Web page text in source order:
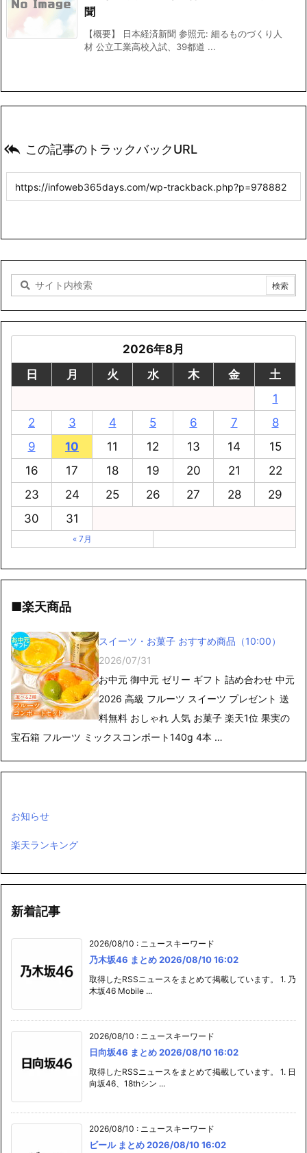
聞
【概要】 日本経済新聞 参照元: 細るものづくり人
材 公立工業高校入試、39都道 ...
 この記事のトラックバックURL
2026年8月
日
月 火 水 木 金
土
1
2
3 4 5 6 7
8
9
10 11 12 13 14
15
16
17 18 19 20 21
22
23
24 25 26 27 28
29
30
31
« 7月
■楽天商品
スイーツ・お菓子 おすすめ商品（10:00）
2026/07/31
お中元 御中元 ゼリー ギフト 詰め合わせ 中元
2026 高級 フルーツ スイーツ プレゼント 送
料無料 おしゃれ 人気 お菓子 楽天1位 果実の
宝石箱 フルーツ ミックスコンポート140g 4本 …
お知らせ
楽天ランキング
新着記事
2026/08/10 : ニュースキーワード
乃木坂46 まとめ 2026/08/10 16:02
取得したRSSニュースをまとめて掲載しています。 1. 乃
木坂46 Mobile ...
2026/08/10 : ニュースキーワード
日向坂46 まとめ 2026/08/10 16:02
取得したRSSニュースをまとめて掲載しています。 1. 日
向坂46、18thシン ...
2026/08/10 : ニュースキーワード
ビール まとめ 2026/08/10 16:02